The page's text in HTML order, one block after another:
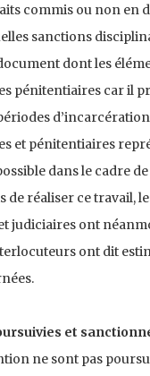
commis ou non en
sanctions
dont les
pénitentiaires car il
et pénitentiaires
dans le cadre de
de réaliser ce travail,
judiciaires ont
ont dit
et
ne sont pas